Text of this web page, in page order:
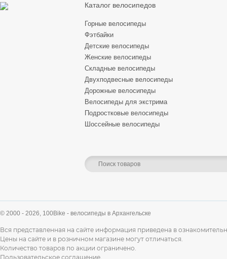
Каталог велосипедов
Горные велосипеды
Фэтбайки
Детские велосипеды
Женские велосипеды
Складные велосипеды
Двухподвесные велосипеды
Дорожные велосипеды
Велосипеды для экстрима
Подростковые велосипеды
Шоссейные велосипеды
© 2000 - 2026, 100Bike - велосипеды в Архангельске
Вся представленная на сайте информация приведена в
Цены на сайте и в розничном магазине могут отличаться.
Количество товаров по акции ограничено.
Пользовательское соглашение.